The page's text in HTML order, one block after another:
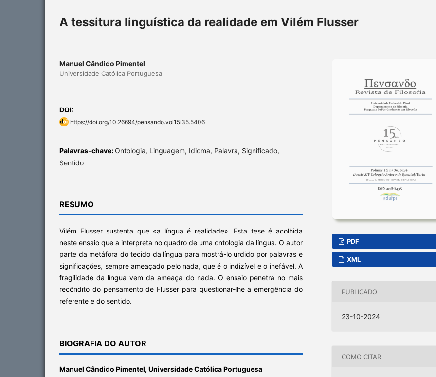
A tessitura linguística da realidade em Vilém Flusser
Manuel Cândido Pimentel
Universidade Católica Portuguesa
DOI:
https://doi.org/10.26694/pensando.vol15i35.5406
Palavras-chave: Ontologia, Linguagem, Idioma, Palavra, Significado,
Sentido
RESUMO
Vilém Flusser sustenta que «a língua é realidade». Esta tese é acolhida
neste ensaio que a interpreta no quadro de uma ontologia da língua. O autor
parte da metáfora do tecido da língua para mostrá-lo urdido por palavras e
significações, sempre ameaçado pelo nada, que é o indizível e o inefável. A
fragilidade da língua vem da ameaça do nada. O ensaio penetra no mais
recôndito do pensamento de Flusser para questionar-lhe a emergência do
referente e do sentido.
BIOGRAFIA DO AUTOR
Manuel Cândido Pimentel, Universidade Católica Portuguesa
PDF
XML
PUBLICADO
23-10-2024
COMO CITAR